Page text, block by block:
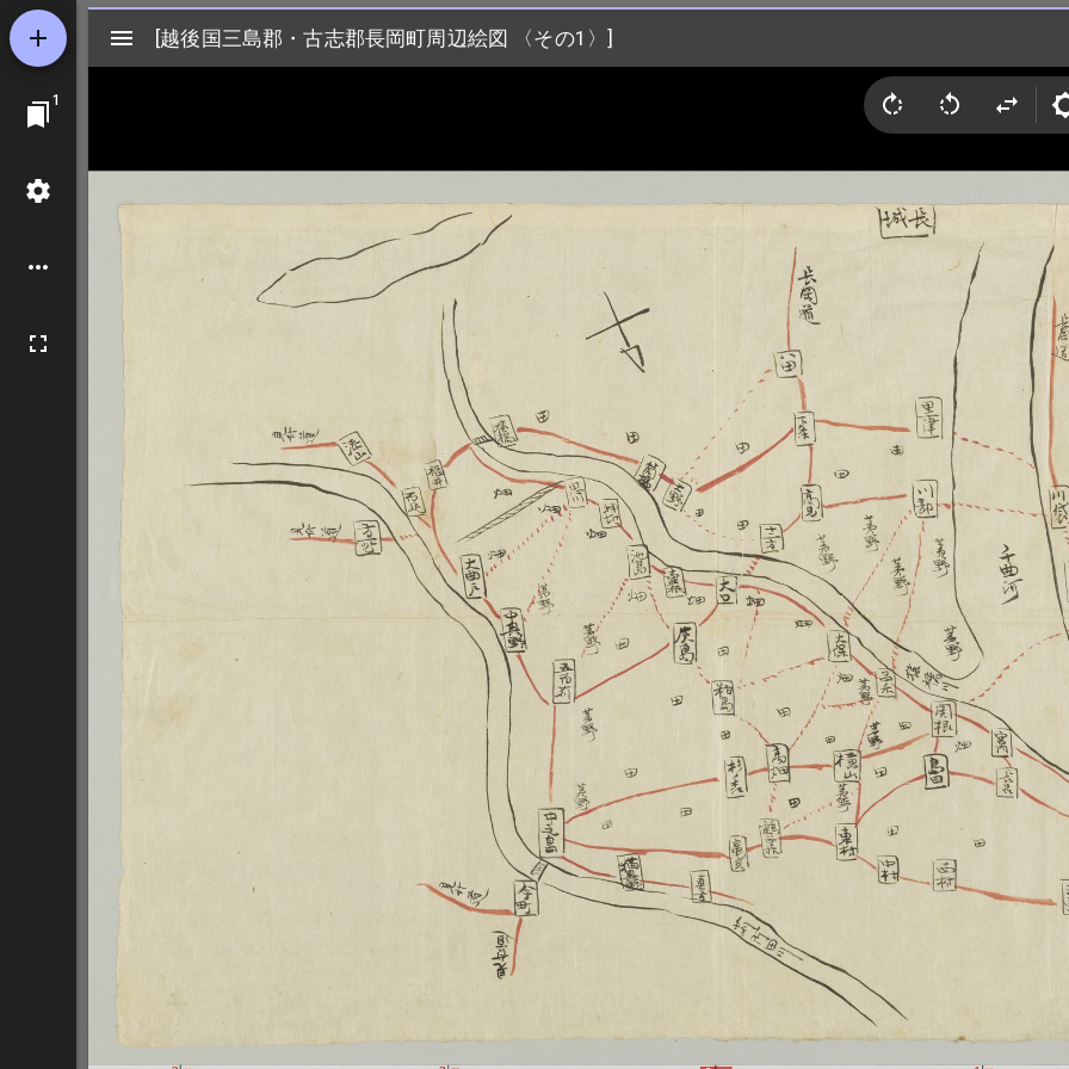
1
Mirador
ビ
ー
ワ
[越後国三島郡・古志郡長岡町周辺絵図 〈その1〉]
[越後国三島郡・古志郡長岡町周辺絵図 〈その1〉]